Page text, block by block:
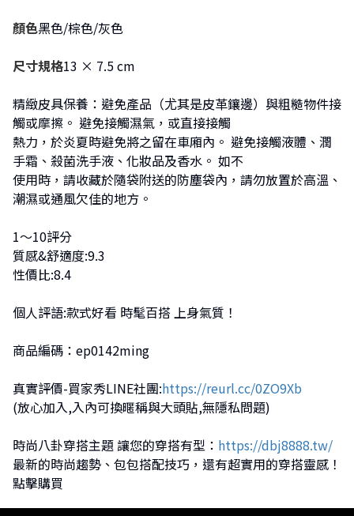
顏色黑色/棕色/灰色
尺寸規格13 × 7.5 cm
精緻皮具保養：避免產品（尤其是皮革鑲邊）與粗糙物件接
觸或摩擦。 避免接觸濕氣，或直接接觸
熱力，於炎夏時避免將之留在車廂內。 避免接觸液體、潤
手霜、殺菌洗手液、化妝品及香水。 如不
使用時，請收藏於隨袋附送的防塵袋內，請勿放置於高溫、
潮濕或通風欠佳的地方。
1～10評分
質感&舒適度:9.3
性價比:8.4
個人評語:款式好看 時髦百搭 上身氣質！
商品編碼：ep0142ming
真實評價-買家秀LINE社團:https://reurl.cc/0ZO9Xb
(放心加入,入內可換暱稱與大頭貼,無隱私問題)
時尚八卦穿搭主題 讓您的穿搭有型： https://dbj8888.tw/
最新的時尚趨勢、包包搭配技巧，還有超實用的穿搭靈感！
點擊購買